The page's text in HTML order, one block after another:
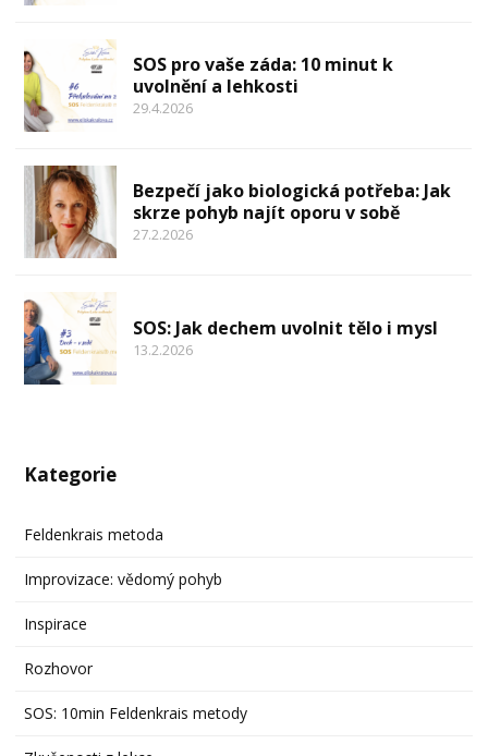
SOS pro vaše záda: 10 minut k
uvolnění a lehkosti
29.4.2026
Bezpečí jako biologická potřeba: Jak
skrze pohyb najít oporu v sobě
27.2.2026
SOS: Jak dechem uvolnit tělo i mysl
13.2.2026
Kategorie
Feldenkrais metoda
Improvizace: vědomý pohyb
Inspirace
Rozhovor
SOS: 10min Feldenkrais metody